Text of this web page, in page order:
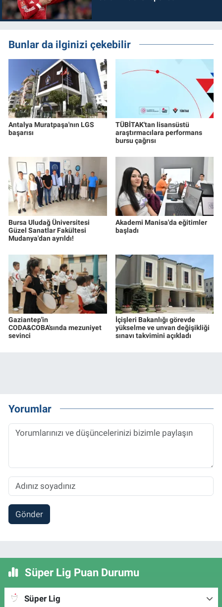
Bunlar da ilginizi çekebilir
Antalya Muratpaşa'nın LGS
başarısı
TÜBİTAK'tan lisansüstü
araştırmacılara performans
bursu çağrısı
Bursa Uludağ Üniversitesi
Güzel Sanatlar Fakültesi
Mudanya'dan ayrıldı!
Akademi Manisa'da eğitimler
başladı
Gaziantep'in
CODA&COBA'sında mezuniyet
sevinci
İçişleri Bakanlığı görevde
yükselme ve unvan değişikliği
sınavı takvimini açıkladı
Yorumlar
Gönder
Süper Lig Puan Durumu
Süper Lig